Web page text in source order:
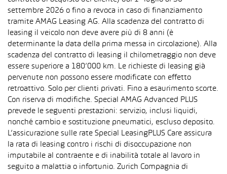
settembre 2026 o fino a revoca in caso di finanziamento
tramite AMAG Leasing AG. Alla scadenza del contratto di
leasing il veicolo non deve avere più di 8 anni (è
determinante la data della prima messa in circolazione). Alla
scadenza del contratto di leasing il chilometraggio non deve
essere superiore a 180’000 km. Le richieste di leasing già
pervenute non possono essere modificate con effetto
retroattivo. Solo per clienti privati. Fino a esaurimento scorte.
Con riserva di modifiche. Special AMAG Advanced PLUS
prevede le seguenti prestazioni: servizio, inclusi liquidi,
nonché cambio e sostituzione pneumatici, escluso deposito.
L’assicurazione sulle rate Special LeasingPLUS Care assicura
la rata di leasing contro i rischi di disoccupazione non
imputabile al contraente e di inabilità totale al lavoro in
seguito a malattia o infortunio. Zurich Compagnia di